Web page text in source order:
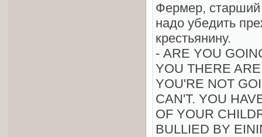
Фермер, старший
надо убедить
крестьянину.
- ARE YOU
YOU THERE
YOU'RE NOT
CAN'T. YOU
OF YOUR
BULLIED BY